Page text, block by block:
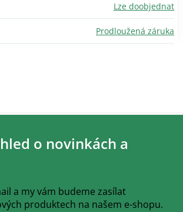
Lze doobjednat
Prodloužená záruka
o novinkách a
a my vám budeme zasílat
produktech na našem e-shopu.